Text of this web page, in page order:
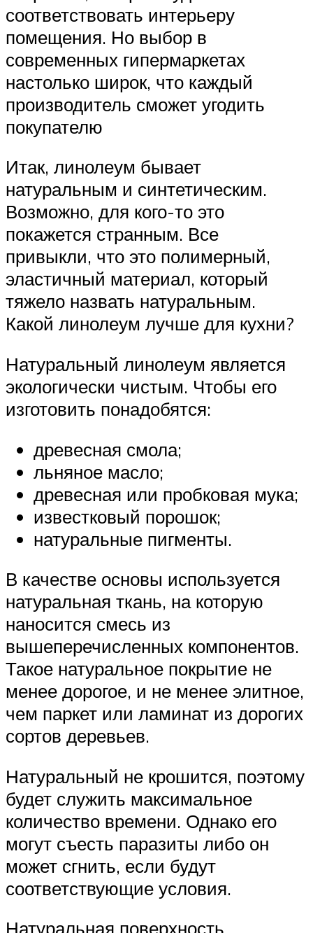
соответствовать интерьеру
помещения. Но выбор в
современных гипермаркетах
настолько широк, что каждый
производитель сможет угодить
покупателю
Итак, линолеум бывает
натуральным и синтетическим.
Возможно, для кого-то это
покажется странным. Все
привыкли, что это полимерный,
эластичный материал, который
тяжело назвать натуральным.
Какой линолеум лучше для кухни?
Натуральный линолеум является
экологически чистым. Чтобы его
изготовить понадобятся:
древесная смола;
льняное масло;
древесная или пробковая мука;
известковый порошок;
натуральные пигменты.
В качестве основы используется
натуральная ткань, на которую
наносится смесь из
вышеперечисленных компонентов.
Такое натуральное покрытие не
менее дорогое, и не менее элитное,
чем паркет или ламинат из дорогих
сортов деревьев.
Натуральный не крошится, поэтому
будет служить максимальное
количество времени. Однако его
могут съесть паразиты либо он
может сгнить, если будут
соответствующие условия.
Натуральная поверхность